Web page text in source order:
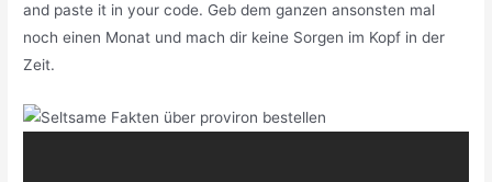
and paste it in your code. Geb dem ganzen ansonsten mal
noch einen Monat und mach dir keine Sorgen im Kopf in der
Zeit.